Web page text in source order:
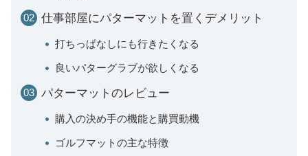
仕事部屋にパターマットを置くデメリット
打ちっぱなしにも行きたくなる
良いパターグラブが欲しくなる
パターマットのレビュー
購入の決め手の機能と購買動機
ゴルフマットの主な特徴